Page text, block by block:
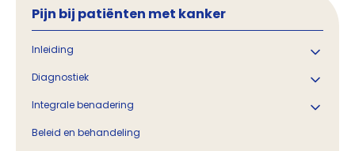
Pijn bij patiënten met kanker
Inleiding
Diagnostiek
Integrale benadering
Beleid en behandeling